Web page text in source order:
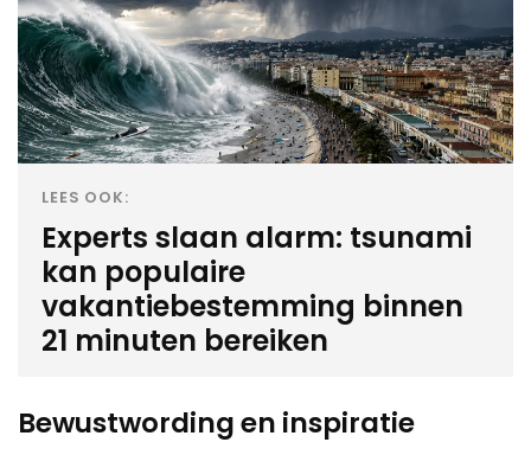
LEES OOK:
Experts slaan alarm: tsunami
kan populaire
vakantiebestemming binnen
21 minuten bereiken
Bewustwording en inspiratie